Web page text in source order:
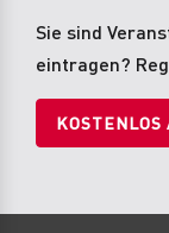
Sie sind
eintragen?